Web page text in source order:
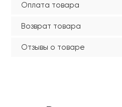
Оплата товара
Возврат товара
Отзывы о товаре